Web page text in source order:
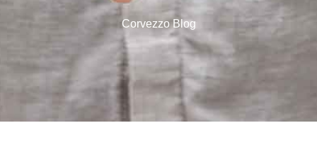
Corvezzo Blog